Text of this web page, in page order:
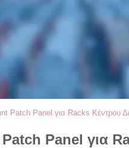
Patch Panel για Racks Κέντρου
Panel για